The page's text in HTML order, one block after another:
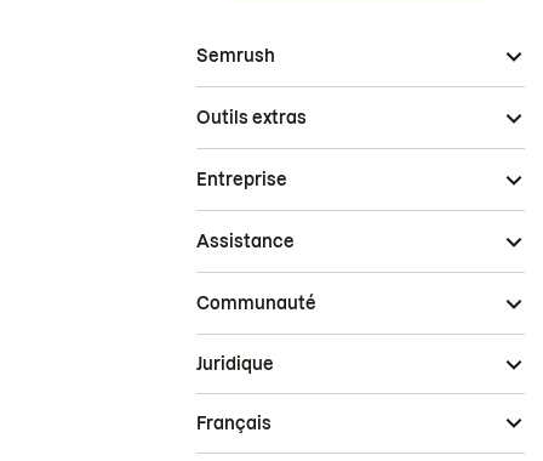
Semrush
Outils extras
Entreprise
Assistance
Communauté
Juridique
Français